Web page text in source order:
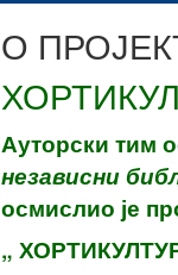
О
Ауторски тим
независни
осмислио је
„